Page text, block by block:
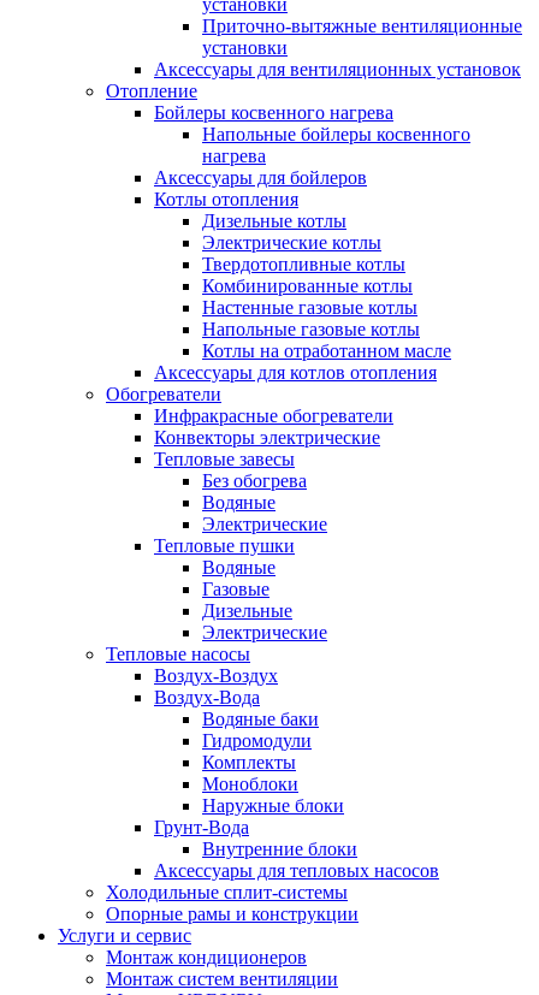
установки
Приточно-вытяжные вентиляционные
установки
Аксессуары для вентиляционных установок
Отопление
Бойлеры косвенного нагрева
Напольные бойлеры косвенного
нагрева
Аксессуары для бойлеров
Котлы отопления
Дизельные котлы
Электрические котлы
Твердотопливные котлы
Комбинированные котлы
Настенные газовые котлы
Напольные газовые котлы
Котлы на отработанном масле
Аксессуары для котлов отопления
Обогреватели
Инфракрасные обогреватели
Конвекторы электрические
Тепловые завесы
Без обогрева
Водяные
Электрические
Тепловые пушки
Водяные
Газовые
Дизельные
Электрические
Тепловые насосы
Воздух-Воздух
Воздух-Вода
Водяные баки
Гидромодули
Комплекты
Моноблоки
Наружные блоки
Грунт-Вода
Внутренние блоки
Аксессуары для тепловых насосов
Холодильные сплит-системы
Опорные рамы и конструкции
Услуги и сервис
Монтаж кондиционеров
Монтаж систем вентиляции